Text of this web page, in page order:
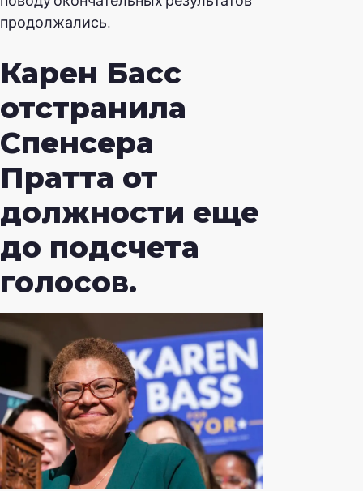
продолжались.
Карен Басс
отстранила
Спенсера
Пратта от
должности еще
до подсчета
голосов.